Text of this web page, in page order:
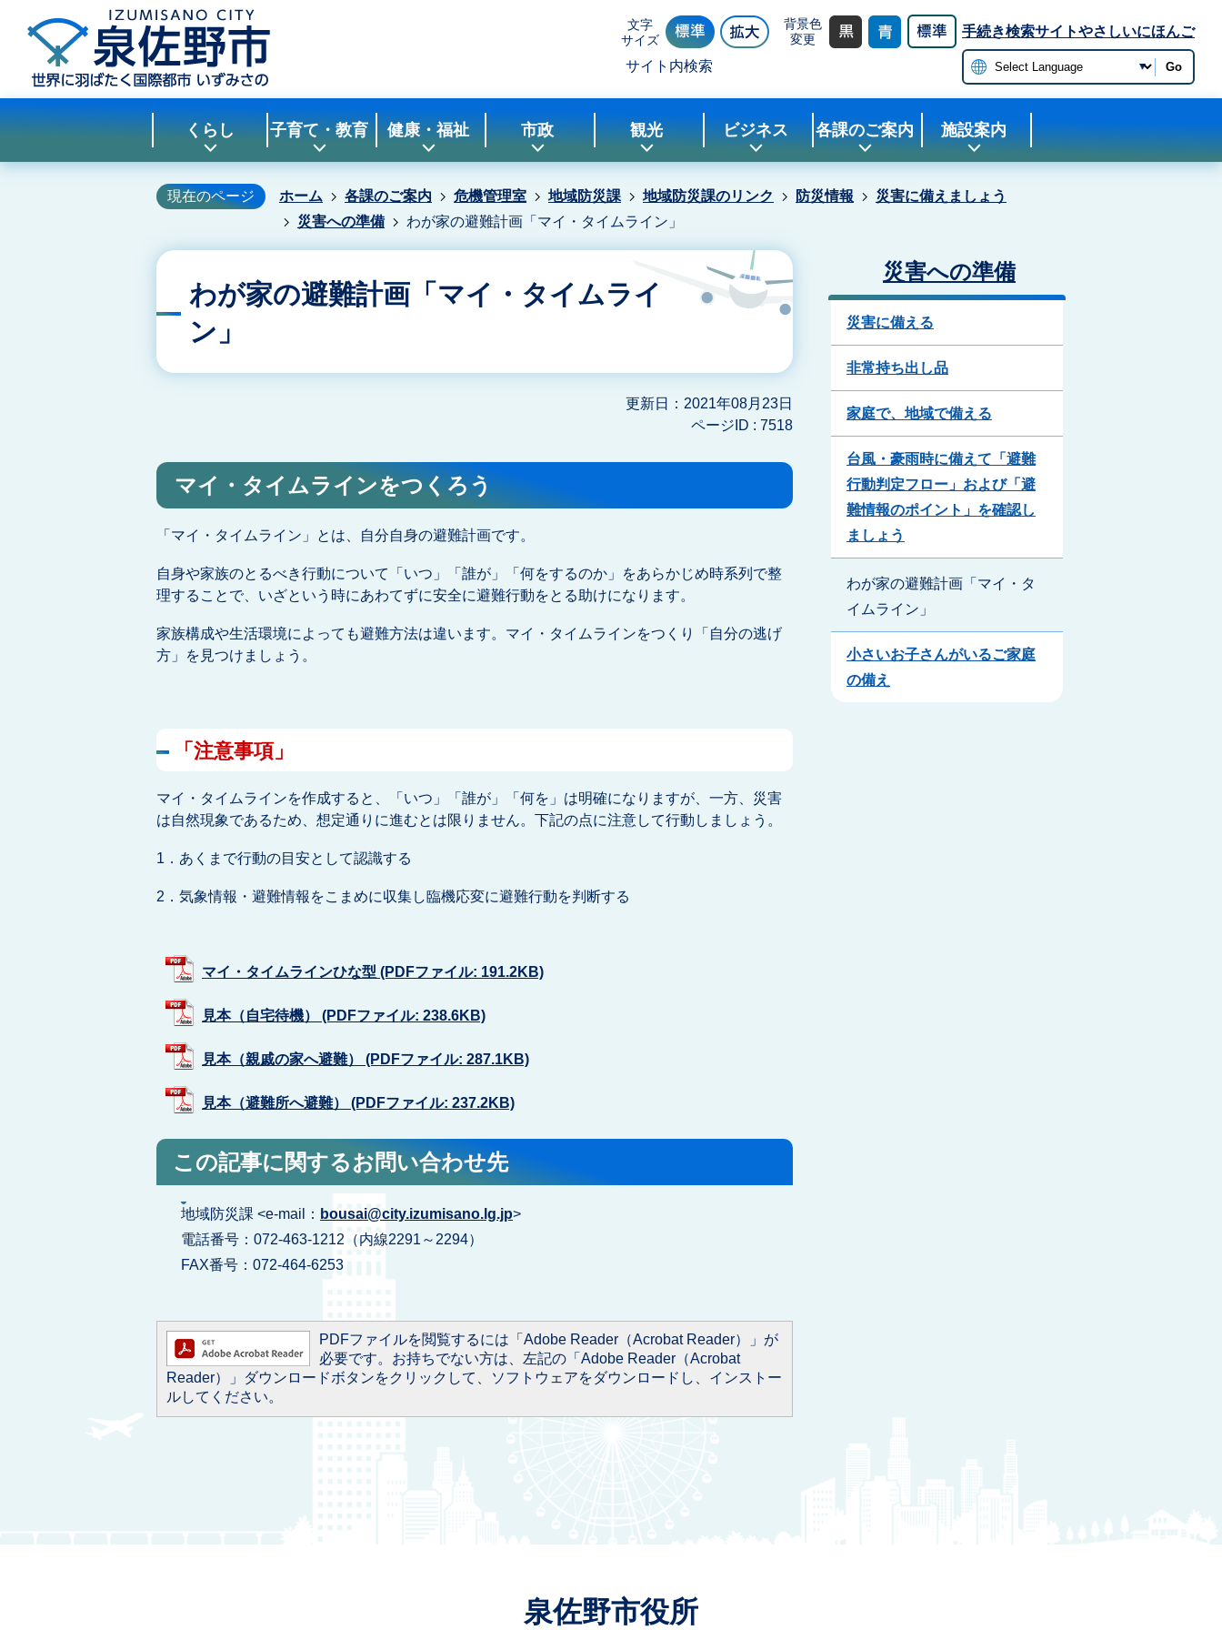
文字
サイズ
背景色
変更
手続き検索サイトやさしいにほんご
サイト内検索 Go
くらし 子育て・教育 健康・福祉 市政 観光 ビジネス 各課のご案内 施設案内
現在のページ ホーム 各課のご案内 危機管理室 地域防災課 地域防災課のリンク 防災情報
災害に備えましょう
災害への準備
わが家の避難計画「マイ・タイムライン」
わが家の避難計画「マイ・タイムライ
ン」
更新日：2021年08月23日
ページID : 7518
マイ・タイムラインをつくろう
「マイ・タイムライン」とは、自分自身の避難計画です。
自身や家族のとるべき行動について「いつ」「誰が」「何をするのか」をあらかじめ時系列で整
理することで、いざという時にあわてずに安全に避難行動をとる助けになります。
家族構成や生活環境によっても避難方法は違います。マイ・タイムラインをつくり「自分の逃げ
方」を見つけましょう。
「注意事項」
マイ・タイムラインを作成すると、「いつ」「誰が」「何を」は明確になりますが、一方、災害
は自然現象であるため、想定通りに進むとは限りません。下記の点に注意して行動しましょう。
1．あくまで行動の目安として認識する
2．気象情報・避難情報をこまめに収集し臨機応変に避難行動を判断する
マイ・タイムラインひな型 (PDFファイル: 191.2KB)
見本（自宅待機） (PDFファイル: 238.6KB)
見本（親戚の家へ避難） (PDFファイル: 287.1KB)
見本（避難所へ避難） (PDFファイル: 237.2KB)
この記事に関するお問い合わせ先
地域防災課 <e-mail： bousai@city.izumisano.lg.jp>
電話番号：072-463-1212（内線2291～2294）
FAX番号：072-464-6253
PDFファイルを閲覧するには「Adobe Reader（Acrobat Reader）」が
必要です。お持ちでない方は、左記の「Adobe Reader（Acrobat
Reader）」ダウンロードボタンをクリックして、ソフトウェアをダウンロードし、インストー
ルしてください。
災害への準備
災害に備える
非常持ち出し品
家庭で、地域で備える
台風・豪雨時に備えて「避難
行動判定フロー」および「避
難情報のポイント」を確認し
ましょう
わが家の避難計画「マイ・タ
イムライン」
小さいお子さんがいるご家庭
の備え
泉佐野市役所